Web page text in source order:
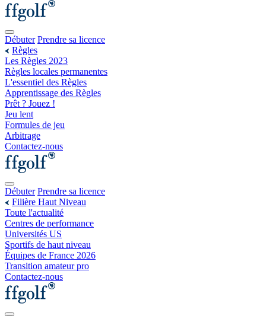
Débuter Prendre sa licence
Règles
Les Règles 2023
Règles locales permanentes
L'essentiel des Règles
Apprentissage des Règles
Prêt ? Jouez !
Jeu lent
Formules de jeu
Arbitrage
Contactez-nous
Débuter Prendre sa licence
Filière Haut Niveau
Toute l'actualité
Centres de performance
Universités US
Sportifs de haut niveau
Équipes de France 2026
Transition amateur pro
Contactez-nous